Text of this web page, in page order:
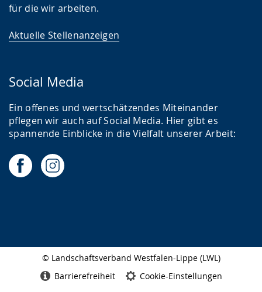
für die wir arbeiten.
Aktuelle Stellenanzeigen
Social Media
Ein offenes und wertschätzendes Miteinander
pflegen wir auch auf Social Media. Hier gibt es
spannende Einblicke in die Vielfalt unserer Arbeit:
© Landschaftsverband Westfalen-Lippe (LWL)
Barrierefreiheit Cookie-Einstellungen